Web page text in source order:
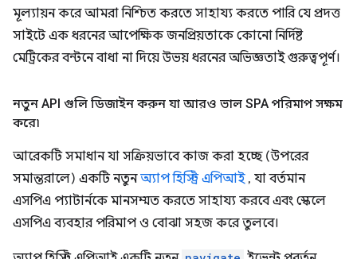
মূল্যায়ন করে আমরা নিশ্চিত করতে সাহায্য করতে পারি যে প্রদত্ত
সাইটে এক ধরনের আপেক্ষিক জনপ্রিয়তাকে কোনো নির্দিষ্ট
মেট্রিকের বন্টনে বাধা না দিয়ে উভয় ধরনের অভিজ্ঞতাই গুরুত্বপূর্ণ।
নতুন API গুলি ডিজাইন করুন যা আরও ভাল SPA পরিমাপ সক্ষম
করে৷
আরেকটি সমাধান যা সক্রিয়ভাবে কাজ করা হচ্ছে (উপরের
সমান্তরালে) একটি নতুনঅ্যাপ হিস্ট্রি এপিআই, যা বর্তমান
এসপিএ প্যাটার্নকে মানসম্মত করতে সাহায্য করবে এবং স্কেলে
এসপিএ ব্যবহার পরিমাপ ও বোঝা সহজ করে তুলবে।